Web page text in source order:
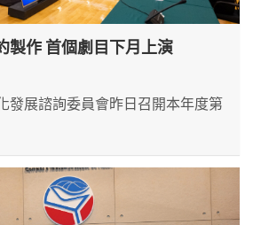
製作 首個劇目下月上演
展諮詢委員會昨日召開本年度第